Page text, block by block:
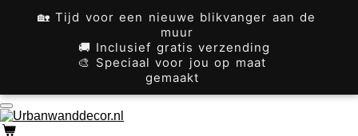
🏡 Tijd voor een nieuwe blikvanger aan de
muur
🚚 Inclusief gratis verzending
🎨 Speciaal voor jou op maat
gemaakt
hoofdinhoud